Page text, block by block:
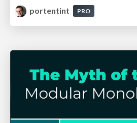
portentint
PRO